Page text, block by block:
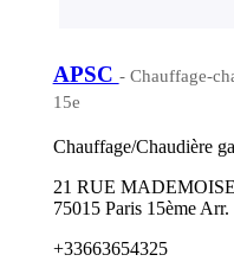
APSC - Chauffage-
15e
Chauffage/Chaudière
21 RUE
75015 Paris 15ème Arr.
+33663654325